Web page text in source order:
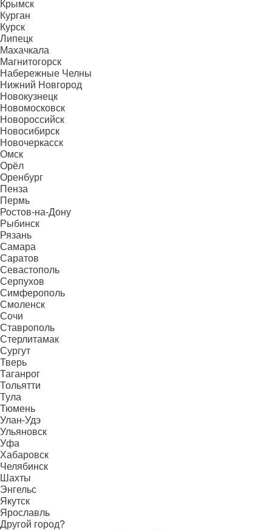
Крымск
Курган
Курск
Липецк
Махачкала
Магнитогорск
Набережные Челны
Нижний Новгород
Новокузнецк
Новомосковск
Новороссийск
Новосибирск
Новочеркасск
Омск
Орёл
Оренбург
Пенза
Пермь
Ростов-на-Дону
Рыбинск
Рязань
Самара
Саратов
Севастополь
Серпухов
Симферополь
Смоленск
Сочи
Ставрополь
Стерлитамак
Сургут
Тверь
Таганрог
Тольятти
Тула
Тюмень
Улан-Удэ
Ульяновск
Уфа
Хабаровск
Челябинск
Шахты
Энгельс
Якутск
Ярославль
Другой город?